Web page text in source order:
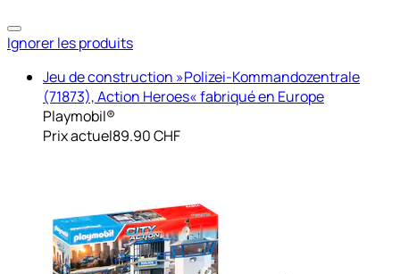
Ignorer les produits
Jeu de construction »Polizei-Kommandozentrale
(71873), Action Heroes« fabriqué en Europe
Playmobil®
Prix actuel89.90 CHF